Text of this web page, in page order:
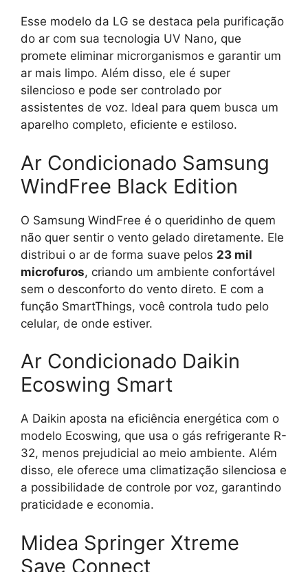
Esse modelo da LG se destaca pela purificação
do ar com sua tecnologia UV Nano, que
promete eliminar microrganismos e garantir um
ar mais limpo. Além disso, ele é super
silencioso e pode ser controlado por
assistentes de voz. Ideal para quem busca um
aparelho completo, eficiente e estiloso.
Ar Condicionado Samsung
WindFree Black Edition
O Samsung WindFree é o queridinho de quem
não quer sentir o vento gelado diretamente. Ele
distribui o ar de forma suave pelos 23 mil
microfuros, criando um ambiente confortável
sem o desconforto do vento direto. E com a
função SmartThings, você controla tudo pelo
celular, de onde estiver.
Ar Condicionado Daikin
Ecoswing Smart
A Daikin aposta na eficiência energética com o
modelo Ecoswing, que usa o gás refrigerante R-
32, menos prejudicial ao meio ambiente. Além
disso, ele oferece uma climatização silenciosa e
a possibilidade de controle por voz, garantindo
praticidade e economia.
Midea Springer Xtreme
Save Connect